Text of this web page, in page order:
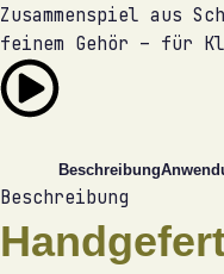
Zusammenspiel aus
feinem Gehör – für
Beschreibung
Beschreibung